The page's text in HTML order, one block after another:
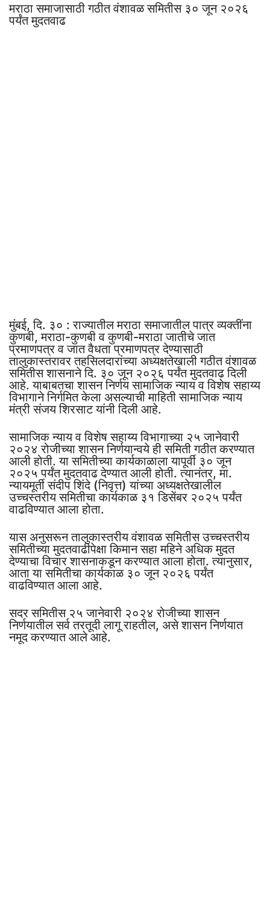
मराठा समाजासाठी गठीत वंशावळ समितीस ३० जून २०२६
पर्यंत मुदतवाढ
मुंबई, दि. ३० : राज्यातील मराठा समाजातील पात्र व्यक्तींना
कुणबी, मराठा-कुणबी व कुणबी-मराठा जातीचे जात
प्रमाणपत्र व जात वैधता प्रमाणपत्र देण्यासाठी
तालुकास्तरावर तहसिलदारांच्या अध्यक्षतेखाली गठीत वंशावळ
समितीस शासनाने दि. ३० जून २०२६ पर्यंत मुदतवाढ दिली
आहे. याबाबतचा शासन निर्णय सामाजिक न्याय व विशेष सहाय्य
विभागाने निर्गमित केला असल्याची माहिती सामाजिक न्याय
मंत्री संजय शिरसाट यांनी दिली आहे.
सामाजिक न्याय व विशेष सहाय्य विभागाच्या २५ जानेवारी
२०२४ रोजीच्या शासन निर्णयान्वये ही समिती गठीत करण्यात
आली होती. या समितीच्या कार्यकाळाला यापूर्वी ३० जून
२०२५ पर्यंत मुदतवाढ देण्यात आली होती. त्यानंतर, मा.
न्यायमूर्ती संदीप शिंदे (निवृत्त) यांच्या अध्यक्षतेखालील
उच्चस्तरीय समितीचा कार्यकाळ ३१ डिसेंबर २०२५ पर्यंत
वाढविण्यात आला होता.
यास अनुसरून तालुकास्तरीय वंशावळ समितीस उच्चस्तरीय
समितीच्या मुदतवाढीपेक्षा किमान सहा महिने अधिक मुदत
देण्याचा विचार शासनाकडून करण्यात आला होता. त्यानुसार,
आता या समितीचा कार्यकाळ ३० जून २०२६ पर्यंत
वाढविण्यात आला आहे.
सदर समितीस २५ जानेवारी २०२४ रोजीच्या शासन
निर्णयातील सर्व तरतूदी लागू राहतील, असे शासन निर्णयात
नमूद करण्यात आले आहे.